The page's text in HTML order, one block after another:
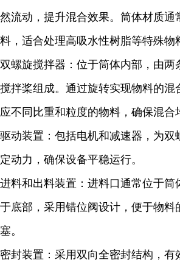
然流动，提升混合效果。筒体材质通
料，适合处理高吸水性树脂等特殊物
双螺旋搅拌器：位于筒体内部，由两
搅拌桨组成。通过旋转实现物料的混
应不同比重和粒度的物料，确保混合
驱动装置：包括电机和减速器，为双
定动力，确保设备平稳运行。
进料和出料装置：进料口通常位于筒
于底部，采用错位阀设计，便于物料
塞。
密封装置：采用双向全密封结构，有